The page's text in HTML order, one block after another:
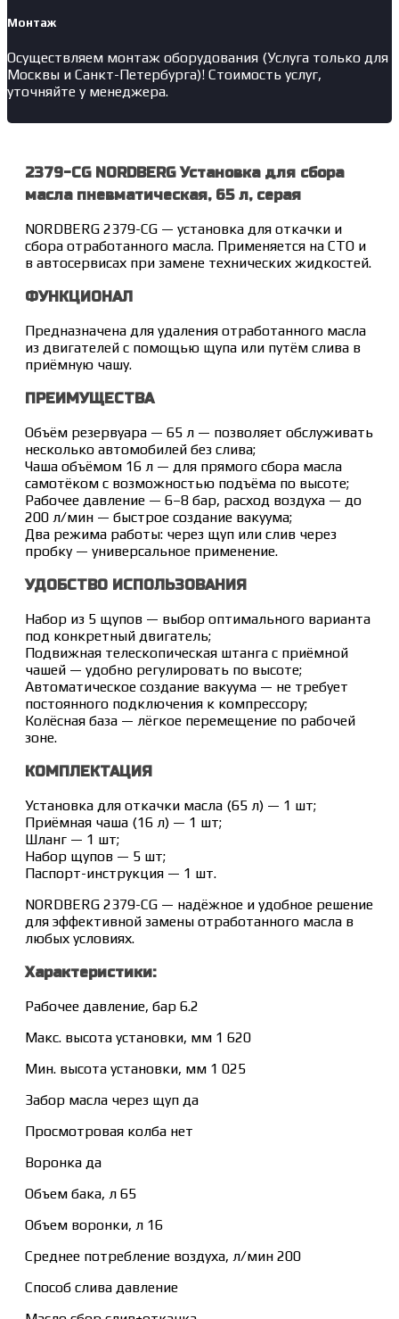
Монтаж
Осуществляем монтаж оборудования (Услуга только для
Москвы и Санкт-Петербурга)! Стоимость услуг,
уточняйте у менеджера.
2379-CG NORDBERG Установка для сбора
масла пневматическая, 65 л, серая
NORDBERG 2379-CG — установка для откачки и
сбора отработанного масла. Применяется на СТО и
в автосервисах при замене технических жидкостей.
ФУНКЦИОНАЛ
Предназначена для удаления отработанного масла
из двигателей с помощью щупа или путём слива в
приёмную чашу.
ПРЕИМУЩЕСТВА
Объём резервуара — 65 л — позволяет обслуживать
несколько автомобилей без слива;
Чаша объёмом 16 л — для прямого сбора масла
самотёком с возможностью подъёма по высоте;
Рабочее давление — 6–8 бар, расход воздуха — до
200 л/мин — быстрое создание вакуума;
Два режима работы: через щуп или слив через
пробку — универсальное применение.
УДОБСТВО ИСПОЛЬЗОВАНИЯ
Набор из 5 щупов — выбор оптимального варианта
под конкретный двигатель;
Подвижная телескопическая штанга с приёмной
чашей — удобно регулировать по высоте;
Автоматическое создание вакуума — не требует
постоянного подключения к компрессору;
Колёсная база — лёгкое перемещение по рабочей
зоне.
КОМПЛЕКТАЦИЯ
Установка для откачки масла (65 л) — 1 шт;
Приёмная чаша (16 л) — 1 шт;
Шланг — 1 шт;
Набор щупов — 5 шт;
Паспорт-инструкция — 1 шт.
NORDBERG 2379-CG — надёжное и удобное решение
для эффективной замены отработанного масла в
любых условиях.
Характеристики:
Рабочее давление, бар 6.2
Макс. высота установки, мм 1 620
Мин. высота установки, мм 1 025
Забор масла через щуп да
Просмотровая колба нет
Воронка да
Объем бака, л 65
Объем воронки, л 16
Среднее потребление воздуха, л/мин 200
Способ слива давление